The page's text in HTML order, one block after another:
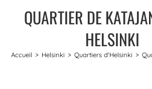
QUARTIER DE
HELSINKI
Accueil > Helsinki > Quartiers d'Helsinki >